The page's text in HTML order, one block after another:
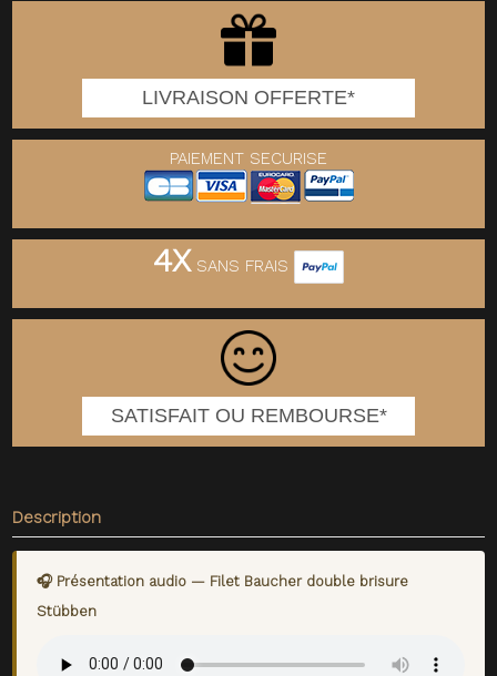
LIVRAISON OFFERTE*
PAIEMENT SECURISE
4XSANS FRAIS
SATISFAIT OU REMBOURSE*
Description
🎧 Présentation audio — Filet Baucher double brisure
Stübben